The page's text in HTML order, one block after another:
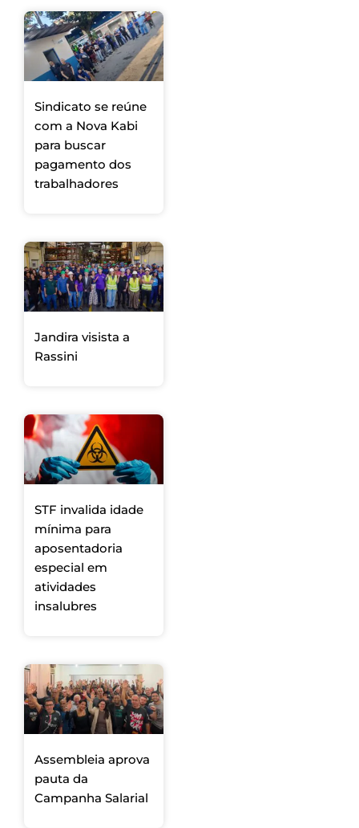
Sindicato se reúne
com a Nova Kabi
para buscar
pagamento dos
trabalhadores
Jandira visista a
Rassini
STF invalida idade
mínima para
aposentadoria
especial em
atividades
insalubres
Assembleia aprova
pauta da
Campanha Salarial